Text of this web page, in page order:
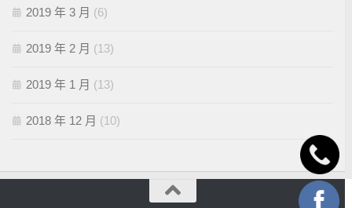
2019 年 3 月 (6)
2019 年 2 月 (13)
2019 年 1 月 (13)
2018 年 12 月 (10)